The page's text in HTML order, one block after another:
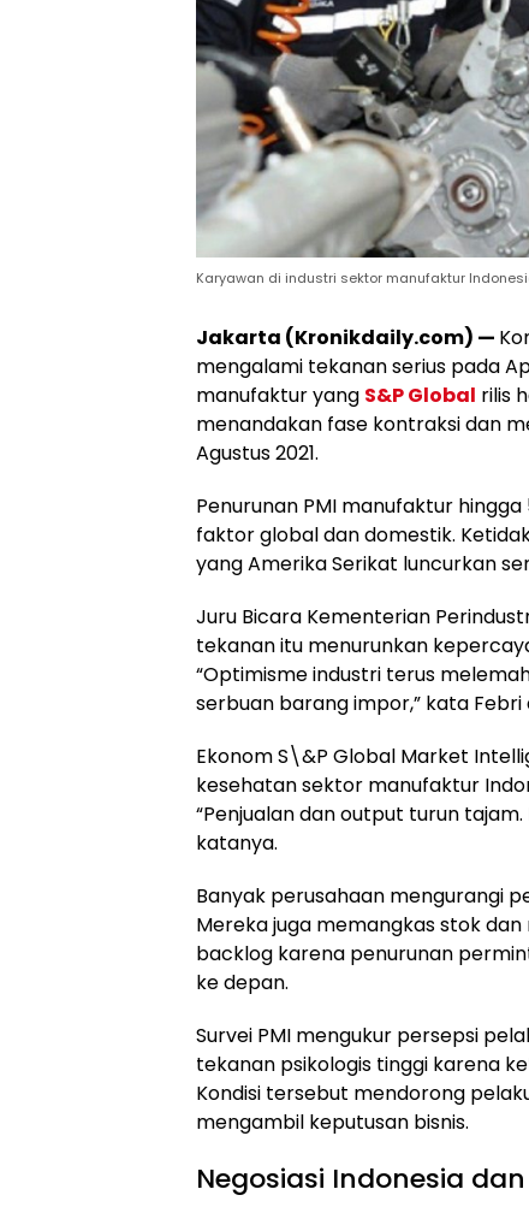
Karyawan di industri sektor manufaktur
Jakarta (Kronikdaily.com) —
mengalami tekanan serius pada
manufaktur yang S&P Global rilis
menandakan fase kontraksi dan
Agustus 2021.
Penurunan PMI manufaktur
faktor global dan domestik.
yang Amerika Serikat luncurkan
Juru Bicara Kementerian
tekanan itu menurunkan
“Optimisme industri terus
serbuan barang impor,” kata Febri
Ekonom S\&P Global Market
kesehatan sektor manufaktur
“Penjualan dan output turun
katanya.
Banyak perusahaan mengurangi
Mereka juga memangkas stok
backlog karena penurunan
ke depan.
Survei PMI mengukur persepsi
tekanan psikologis tinggi karena
Kondisi tersebut mendorong
mengambil keputusan bisnis.
Negosiasi Indonesia dan